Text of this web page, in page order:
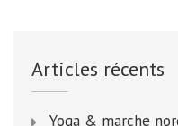
Articles récents
Yoga & marche